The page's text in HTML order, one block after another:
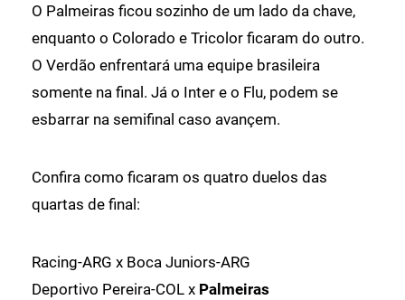
O Palmeiras ficou sozinho de um lado da chave,
enquanto o Colorado e Tricolor ficaram do outro.
O Verdão enfrentará uma equipe brasileira
somente na final. Já o Inter e o Flu, podem se
esbarrar na semifinal caso avançem.
Confira como ficaram os quatro duelos das
quartas de final:
Racing-ARG x Boca Juniors-ARG
Deportivo Pereira-COL x Palmeiras